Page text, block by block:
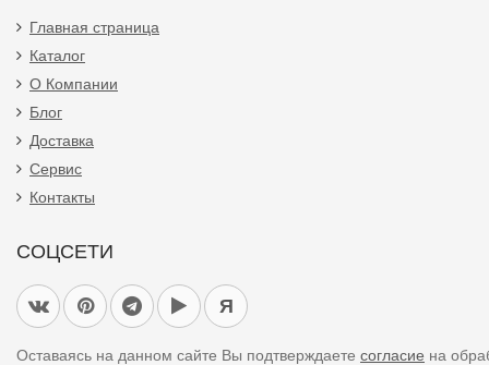
Главная страница
Каталог
О Компании
Блог
Доставка
Сервис
Контакты
СОЦСЕТИ
Я
Оставаясь на данном сайте Вы подтверждаете согласие на